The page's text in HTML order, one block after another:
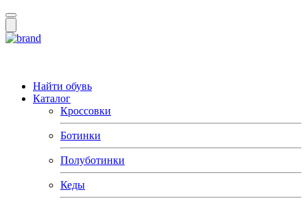
Найти обувь
Каталог
Кроссовки
Ботинки
Полуботинки
Кеды